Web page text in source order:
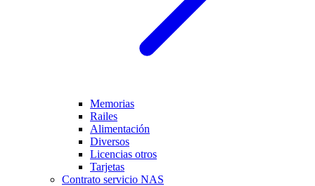
Memorias
Railes
Alimentación
Diversos
Licencias otros
Tarjetas
Contrato servicio NAS